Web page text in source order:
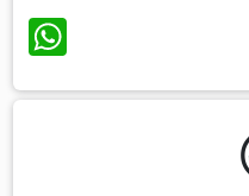
WhatsApp